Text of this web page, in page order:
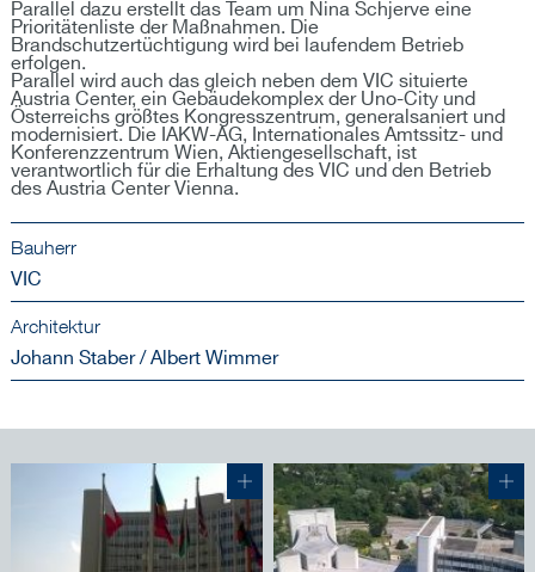
Parallel dazu erstellt das Team um Nina Schjerve eine
Prioritätenliste der Maßnahmen. Die
Brandschutzertüchtigung wird bei laufendem Betrieb
erfolgen.
Parallel wird auch das gleich neben dem VIC situierte
Austria Center, ein Gebäudekomplex der Uno-City und
Österreichs größtes Kongresszentrum, generalsaniert und
modernisiert. Die IAKW-AG, Internationales Amtssitz- und
Konferenzzentrum Wien, Aktiengesellschaft, ist
verantwortlich für die Erhaltung des VIC und den Betrieb
des Austria Center Vienna.
Bauherr
VIC
Architektur
Johann Staber / Albert Wimmer